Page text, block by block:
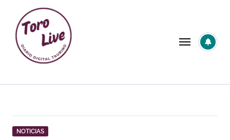
contenido
NOTICIAS